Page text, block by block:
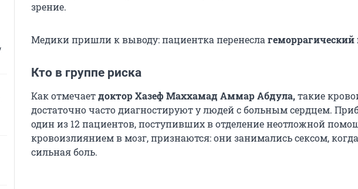
зрение.
Медики пришли к выводу: пациентка перенесла геморрагический
Кто в группе риска
Как отмечаетдоктор Хазеф Маххамад Аммар Абдула,такие
достаточно часто диагностируют у людей с больным сердцем.
один из 12 пациентов, поступивших в отделение неотложной
кровоизлиянием в мозг, признаются: они занимались сексом,
сильная боль.